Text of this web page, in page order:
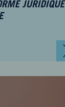
JURIDIQUE